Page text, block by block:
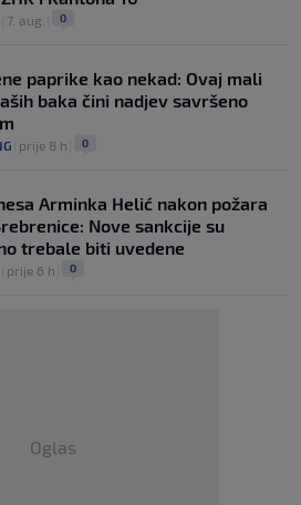
7. aug. 0
paprike kao nekad: Ovaj mali
baka čini nadjev savršeno
prije 8 h 0
Arminka Helić nakon požara
Nove sankcije su
trebale biti uvedene
prije 6 h 0
Oglas